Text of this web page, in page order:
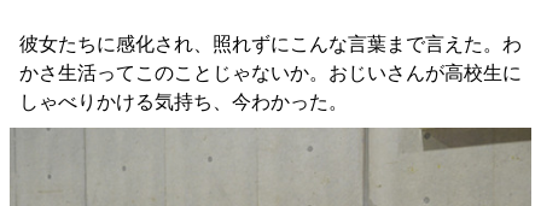
彼女たちに感化され、照れずにこんな言葉まで言えた。わ
かさ生活ってこのことじゃないか。おじいさんが高校生に
しゃべりかける気持ち、今わかった。